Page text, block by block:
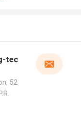
tec
52